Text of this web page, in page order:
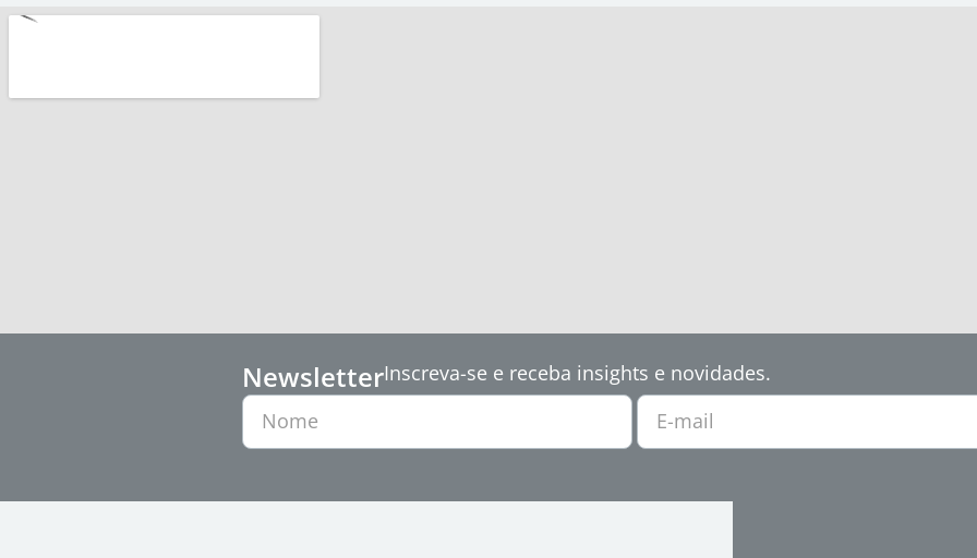
NewsletterInscreva-se e receba insights e novidades.
Nome
E-mail